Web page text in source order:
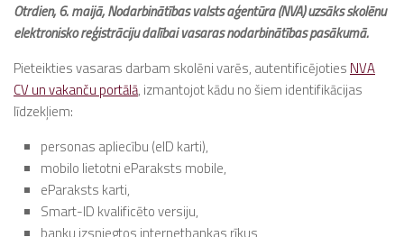
Otrdien, 6. maijā, Nodarbinātības valsts aģentūra (NVA) uzsāks skolēnu
elektronisko reģistrāciju dalībai vasaras nodarbinātības pasākumā.
Pieteikties vasaras darbam skolēni varēs, autentificējoties NVA
CV un vakanču portālā, izmantojot kādu no šiem identifikācijas
līdzekļiem:
personas apliecību (eID karti),
mobilo lietotni eParaksts mobile,
eParaksts karti,
Smart-ID kvalificēto versiju,